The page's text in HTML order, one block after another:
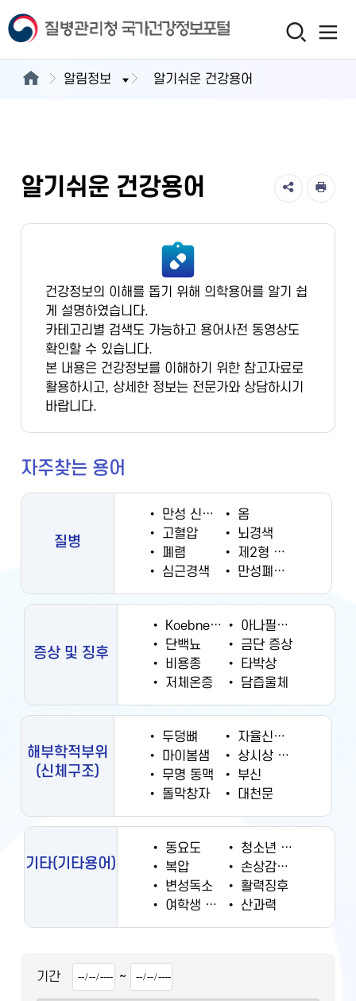
알림정보 알기쉬운 건강용어
알기쉬운 건강용어
건강정보의 이해를 돕기 위해 의학용어를 알기 쉽
게 설명하였습니다.
카테고리별 검색도 가능하고 용어사전 동영상도
확인할 수 있습니다.
본 내용은 건강정보를 이해하기 위한 참고자료로
활용하시고, 상세한 정보는 전문가와 상담하시기
바랍니다.
자주찾는 용어
질병
• 만성 신부전증 •
옴
•
고혈압 •
뇌경색
•
폐렴 •
제2형 당뇨병
•
심근경색 • 만성폐쇄성폐질환
증상 및 징후
• Koebner 현상 •
아나필락시스
•
단백뇨 •
금단 증상
•
비용종 •
타박상
•
저체온증 • 담즙울체
해부학적부위
(신체구조)
• 두덩뼈 •
자율신경계
•
마이봄샘 •
상시상 정맥동
•
무명 동맥 •
부신
•
돌막창자 • 대천문
기타(기타용어)
• 동요도 •
청소년 궐련 현재 흡연율
•
복압 •
손상감시정보
•
변성독소 •
활력징후
•
여학생 흡연율 • 산과력
기간 ~